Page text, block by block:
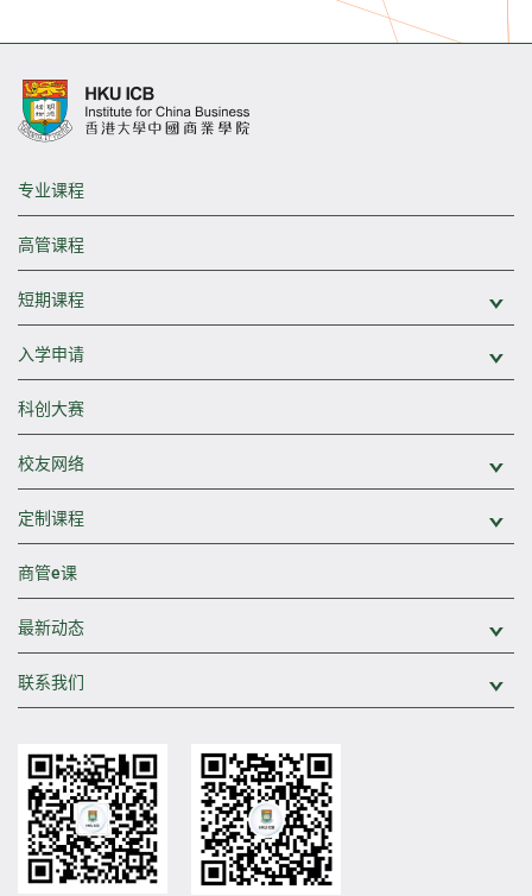
专业课程
高管课程
短期课程
入学申请
科创大赛
校友网络
定制课程
商管e课
最新动态
联系我们